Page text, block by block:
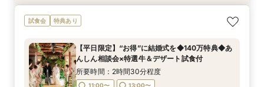
8/16(日)
【お料理重視の方へ】老舗料亭の和食文化とフレ
ンチの融合＊シェフ特選牛フィレ試食付
9:30〜 16:30〜
8/16(日)
フォトウェディングご相談会
13:30〜
8/16(日)
【6名様～少人数婚あんしん相談会】無料試食付
13:30〜
8/16(日)
＼夏BIG*／最大140万円特典プレゼント◆憧れの
結婚式ALL体験×2万相当*特選牛＆海の幸試食付
所要時間：3時間程度
13:30〜
16:15〜
試食会 特典あり
【平日限定】“お得”に結婚式を◆140万特典◆あ
んしん相談会×特選牛＆デザート試食付
所要時間：2時間30分程度
11:00〜 13:00〜